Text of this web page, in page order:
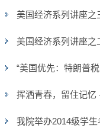
美国经济系列讲座
美国经济系列讲座
“美国优先：特朗普
挥洒青春，留住记
我院举办2014级学